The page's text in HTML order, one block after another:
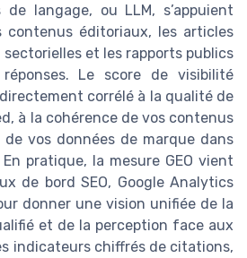
langage, ou LLM, s’appuient
contenus éditoriaux, les articles
sectorielles et les rapports publics
Le score de visibilité
corrélé à la qualité de
à la cohérence de vos contenus
vos données de marque dans
pratique, la mesure GEO vient
de bord SEO, Google Analytics
donner une vision unifiée de la
et de la perception face aux
indicateurs chiffrés de citations,